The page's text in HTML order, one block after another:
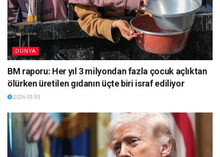
DÜNYA
BM raporu: Her yıl 3 milyondan fazla çocuk açlıktan
ölürken üretilen gıdanın üçte biri israf ediliyor
2026-03-30